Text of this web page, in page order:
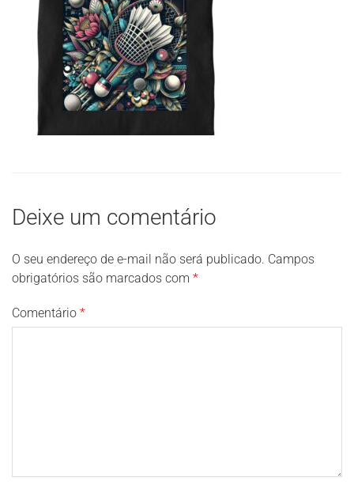
Deixe um comentário
O seu endereço de e-mail não será publicado. Campos
obrigatórios são marcados com *
Comentário *